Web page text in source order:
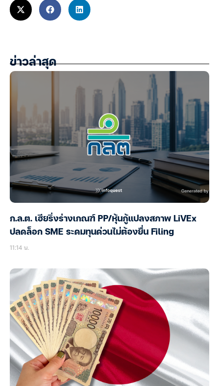
ข่าวล่าสุด
ก.ล.ต. เฮียริ่งร่างเกณฑ์ PP/หุ้นกู้แปลงสภาพ LiVEx
ปลดล็อก SME ระดมทุนด่วนไม่ต้องยื่น Filing
11:14 น.